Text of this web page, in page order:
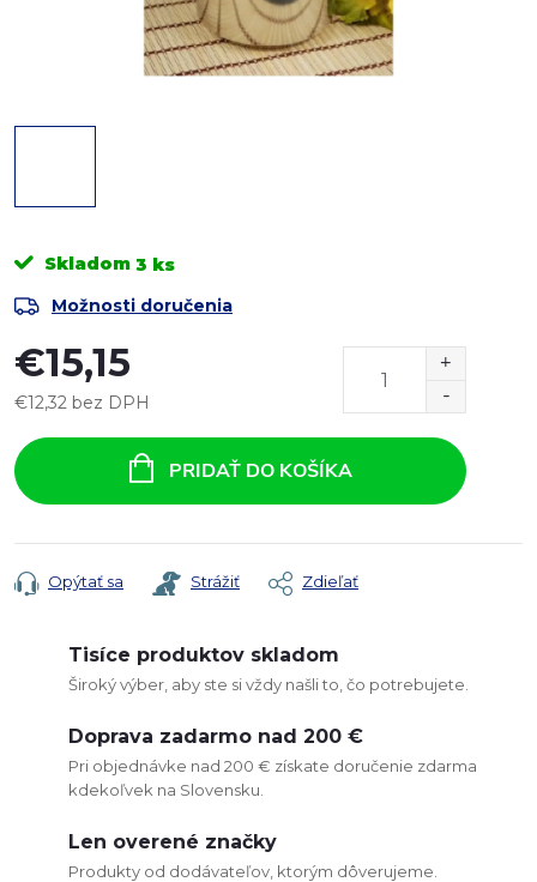
Skladom 3 ks
Možnosti doručenia
€15,15
€12,32 bez DPH
cena:
PRIDAŤ DO KOŠÍKA
Opýtať sa Strážiť Zdieľať
Tisíce produktov skladom
Široký výber, aby ste si vždy našli to, čo potrebujete.
Doprava zadarmo nad 200 €
Pri objednávke nad 200 € získate doručenie zdarma
kdekoľvek na Slovensku.
Len overené značky
Produkty od dodávateľov, ktorým dôverujeme.